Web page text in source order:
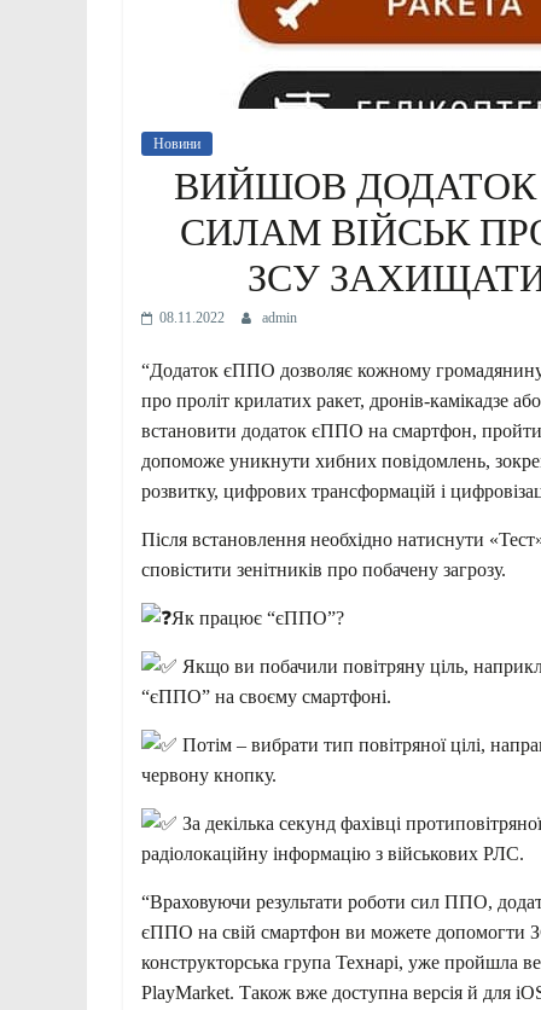
Новини
ВИЙШОВ ДОДАТОК
СИЛАМ ВІЙСЬК
ЗСУ
08.11.2022 admin
“Додаток єППО дозволяє кожному
про проліт крилатих ракет, дронів-камікадзе
встановити додаток єППО на смартфон, пройти
допоможе уникнути хибних повідомлень,
розвитку, цифрових трансформацій і
Після встановлення необхідно натиснути
сповістити зенітників про побачену загрозу.
Як працює “єППО”?
Якщо ви побачили повітряну ціль,
“єППО” на своєму смартфоні.
Потім – вибрати тип повітряної цілі,
червону кнопку.
За декілька секунд фахівці
радіолокаційну інформацію з військових РЛС.
“Враховуючи результати роботи сил ППО,
єППО на свій смартфон ви можете допомогти
конструкторська група Технарі, уже пройшла
PlayMarket. Також вже доступна версія й для